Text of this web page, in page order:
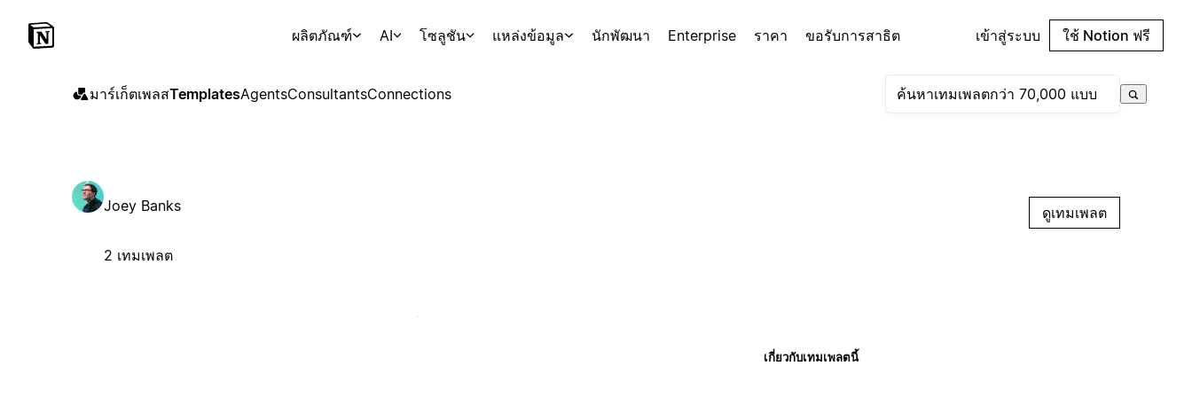
ผลิตภัณฑ์ AI โซลูชัน แหล่งข้อมูล นักพัฒนา Enterprise ราคา ขอรับการสาธิต เข้าสู่ระบบ ใช้ Notion ฟรี
มาร์เก็ตเพลสTemplatesAgentsConsultantsConnections
Joey Banks
2 เทมเพลต
ดูเทมเพลต
เกี่ยวกับเทมเพลตนี้